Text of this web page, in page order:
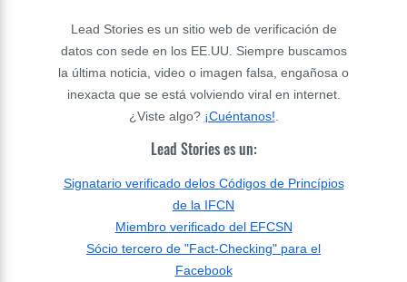
Lead Stories es un sitio web de verificación de
datos con sede en los EE.UU. Siempre buscamos
la última noticia, video o imagen falsa, engañosa o
inexacta que se está volviendo viral en internet.
¿Viste algo? ¡Cuéntanos!
Lead Stories es un:
Signatario verificado delos Códigos de Princípios
de la IFCN
Miembro verificado del EFCSN
Sócio tercero de "Fact-Checking" para el
Facebook